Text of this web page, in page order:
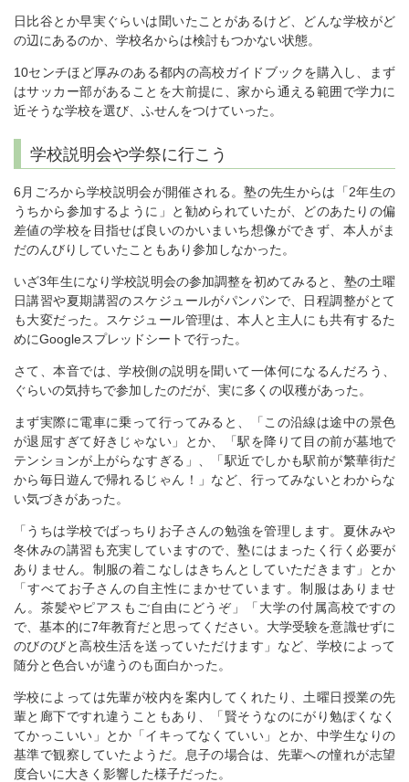
日比谷とか早実ぐらいは聞いたことがあるけど、どんな学校がど
の辺にあるのか、学校名からは検討もつかない状態。
10センチほど厚みのある都内の高校ガイドブックを購入し、まず
はサッカー部があることを大前提に、家から通える範囲で学力に
近そうな学校を選び、ふせんをつけていった。
学校説明会や学祭に行こう
6月ごろから学校説明会が開催される。塾の先生からは「2年生の
うちから参加するように」と勧められていたが、どのあたりの偏
差値の学校を目指せば良いのかいまいち想像ができず、本人がま
だのんびりしていたこともあり参加しなかった。
いざ3年生になり学校説明会の参加調整を初めてみると、塾の土曜
日講習や夏期講習のスケジュールがパンパンで、日程調整がとて
も大変だった。スケジュール管理は、本人と主人にも共有するた
めにGoogleスプレッドシートで行った。
さて、本音では、学校側の説明を聞いて一体何になるんだろう、
ぐらいの気持ちで参加したのだが、実に多くの収穫があった。
まず実際に電車に乗って行ってみると、「この沿線は途中の景色
が退屈すぎて好きじゃない」とか、「駅を降りて目の前が墓地で
テンションが上がらなすぎる」、「駅近でしかも駅前が繁華街だ
から毎日遊んで帰れるじゃん！」など、行ってみないとわからな
い気づきがあった。
「うちは学校でばっちりお子さんの勉強を管理します。夏休みや
冬休みの講習も充実していますので、塾にはまったく行く必要が
ありません。制服の着こなしはきちんとしていただきます」とか
「すべてお子さんの自主性にまかせています。制服はありませ
ん。茶髪やピアスもご自由にどうぞ」「大学の付属高校ですの
で、基本的に7年教育だと思ってください。大学受験を意識せずに
のびのびと高校生活を送っていただけます」など、学校によって
随分と色合いが違うのも面白かった。
学校によっては先輩が校内を案内してくれたり、土曜日授業の先
輩と廊下ですれ違うこともあり、「賢そうなのにがり勉ぽくなく
てかっこいい」とか「イキってなくていい」とか、中学生なりの
基準で観察していたようだ。息子の場合は、先輩への憧れが志望
度合いに大きく影響した様子だった。